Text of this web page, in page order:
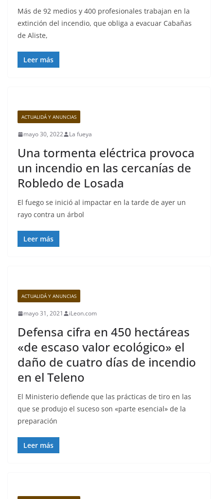
Más de 92 medios y 400 profesionales trabajan en la
extinción del incendio, que obliga a evacuar Cabañas
de Aliste,
Leer más
ACTUALIDÁ Y ANUNCIAS
mayo 30, 2022 La fueya
Una tormenta eléctrica provoca
un incendio en las cercanías de
Robledo de Losada
El fuego se inició al impactar en la tarde de ayer un
rayo contra un árbol
Leer más
ACTUALIDÁ Y ANUNCIAS
mayo 31, 2021 iLeon.com
Defensa cifra en 450 hectáreas
«de escaso valor ecológico» el
daño de cuatro días de incendio
en el Teleno
El Ministerio defiende que las prácticas de tiro en las
que se produjo el suceso son «parte esencial» de la
preparación
Leer más